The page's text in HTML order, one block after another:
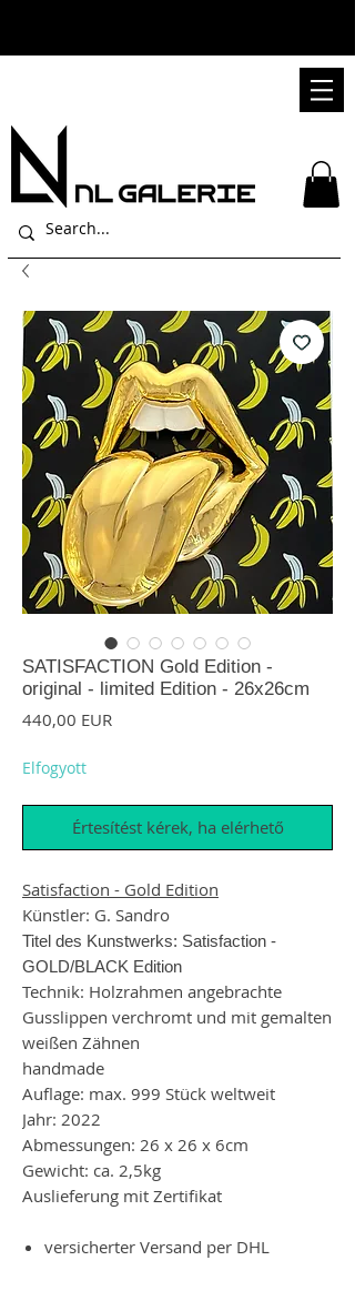
SATISFACTION Gold Edition -
original - limited Edition - 26x26cm
440,00 EURÁr
Elfogyott
Értesítést kérek, ha elérhető
Satisfaction - Gold Edition
Künstler: G. Sandro
Titel des Kunstwerks: Satisfaction -
GOLD/BLACK Edition
Technik: Holzrahmen angebrachte
Gusslippen verchromt und mit gemalten
weißen Zähnen
handmade
Auflage: max. 999 Stück weltweit
Jahr: 2022
Abmessungen: 26 x 26 x 6cm
Gewicht: ca. 2,5kg
Auslieferung mit Zertifikat
versicherter Versand per DHL